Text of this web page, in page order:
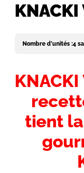
KNACKI
Nombre d'unités :4
Titre
tient